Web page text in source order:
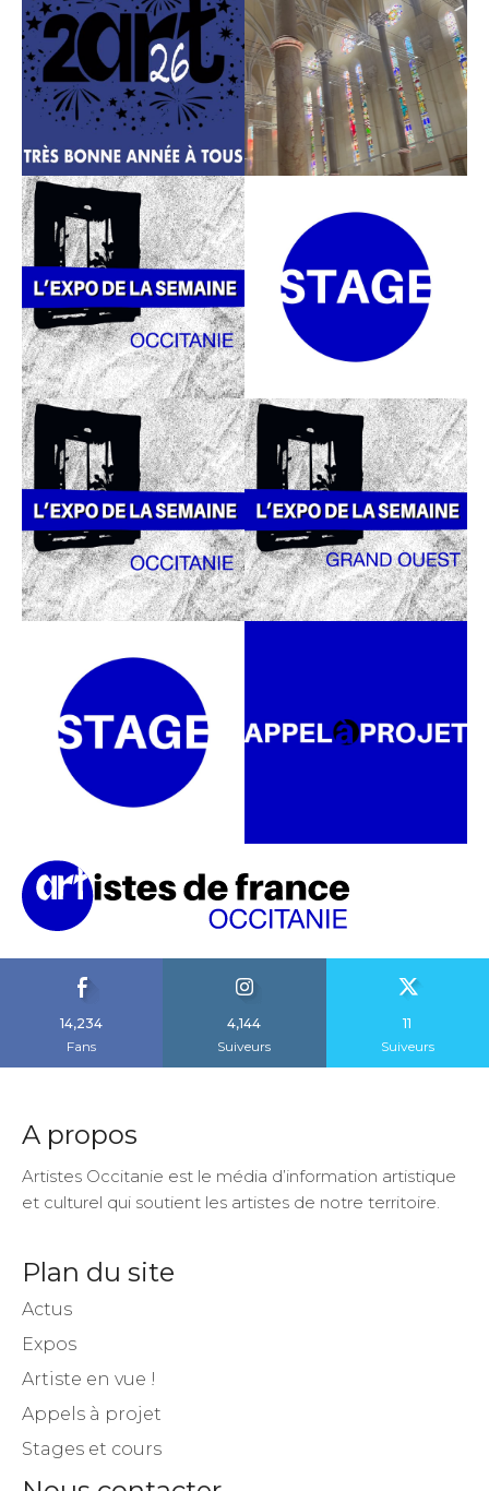
14,234
Fans
4,144
Suiveurs
11
Suiveurs
A propos
Artistes Occitanie est le média d’information artistique
et culturel qui soutient les artistes de notre territoire.
Plan du site
Actus
Expos
Artiste en vue !
Appels à projet
Stages et cours